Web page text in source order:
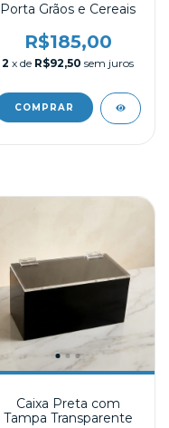
Porta Grãos e Cereais
R$185,00
2 x de R$92,50 sem juros
Caixa Preta com
Tampa Transparente